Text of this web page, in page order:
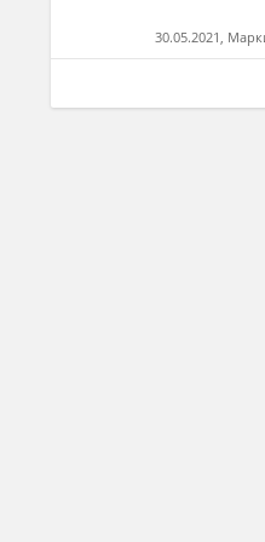
30.05.2021,